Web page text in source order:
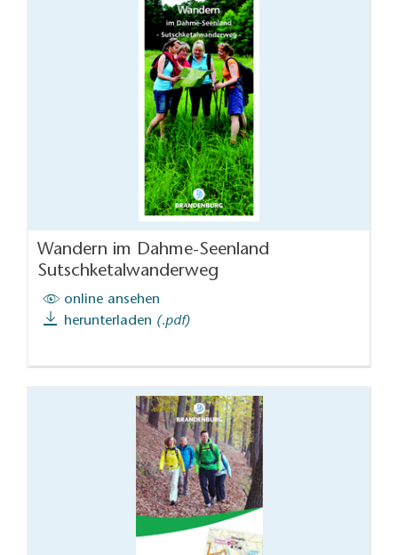
Wandern im Dahme-Seenland
Sutschketalwanderweg
online ansehen
herunterladen (.pdf)